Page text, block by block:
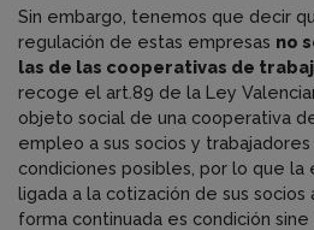
Sin embargo, tenemos que decir
regulación de estas empresas no
las de las cooperativas de
recoge el art.89 de la Ley
objeto social de una cooperativa
empleo a sus socios y
condiciones posibles, por lo que la
ligada a la cotización de sus socios
forma continuada es condición sine